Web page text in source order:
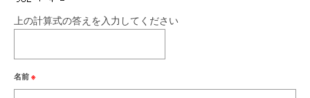
上の計算式の答えを入力してください
名前 ※